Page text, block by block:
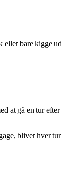
eller bare kigge ud
at gå en tur efter
bliver hver tur